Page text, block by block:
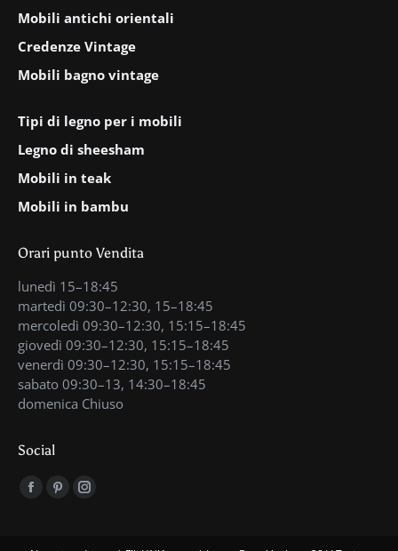
Mobili antichi orientali
Credenze Vintage
Mobili bagno vintage
Tipi di legno per i mobili
Legno di sheesham
Mobili in teak
Mobili in bambu
Orari punto Vendita
lunedì 15–18:45
martedì 09:30–12:30, 15–18:45
mercoledì 09:30–12:30, 15:15–18:45
giovedì 09:30–12:30, 15:15–18:45
venerdì 09:30–12:30, 15:15–18:45
sabato 09:30–13, 14:30–18:45
domenica Chiuso
Social
Find us on:
Facebook
PinterestInstagram